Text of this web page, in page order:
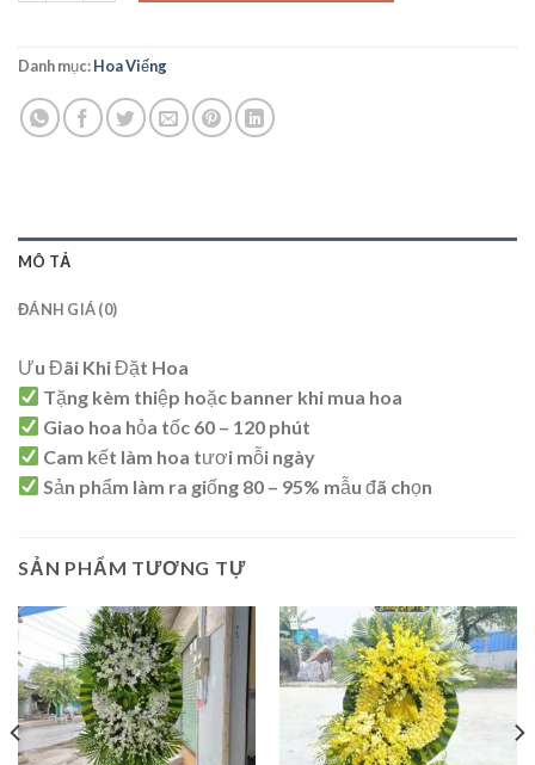
Danh mục:Hoa Viếng
MÔ TẢ
ĐÁNH GIÁ (0)
Ưu Đãi Khi Đặt Hoa
Tặng kèm thiệp hoặc banner khi mua hoa
Giao hoa hỏa tốc 60 – 120 phút
Cam kết làm hoa tươi mỗi ngày
Sản phẩm làm ra giống 80 – 95% mẫu đã chọn
SẢN PHẨM TƯƠNG TỰ